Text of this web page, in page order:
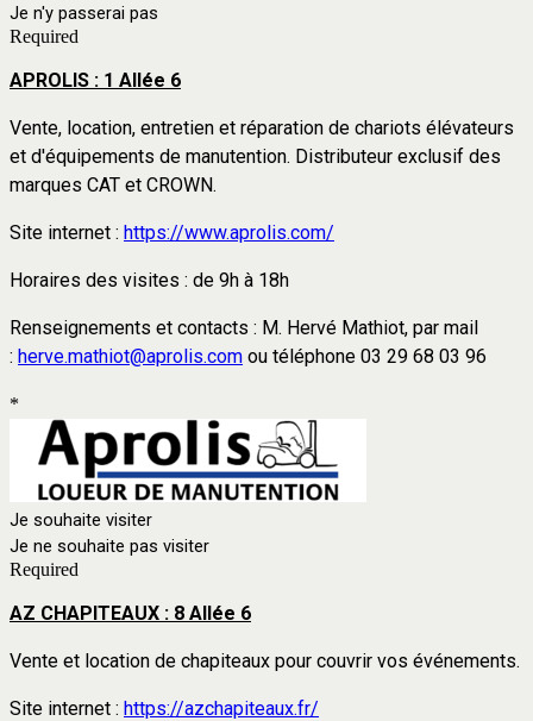
Je n'y passerai pas
Required
APROLIS : 1 Allée 6
Vente, location, entretien et réparation de chariots élévateurs
et d'équipements de manutention. Distributeur exclusif des
marques CAT et CROWN.
Site internet : https://www.aprolis.com/
Horaires des visites : de 9h à 18h
Renseignements et contacts : M. Hervé Mathiot, par mail
: herve.mathiot@aprolis.com ou téléphone 03 29 68 03 96
*
Je souhaite visiter
Je ne souhaite pas visiter
Required
AZ CHAPITEAUX : 8 Allée 6
Vente et location de chapiteaux pour couvrir vos événements.
Site internet : https://azchapiteaux.fr/